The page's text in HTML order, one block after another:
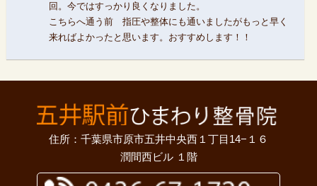
回。今ではすっかり良くなりました。
こちらへ通う前 指圧や整体にも通いましたがもっと早く
来ればよかったと思います。おすすめします！！
住所：千葉県市原市五井中央西１丁目14−１６
潤間西ビル １階